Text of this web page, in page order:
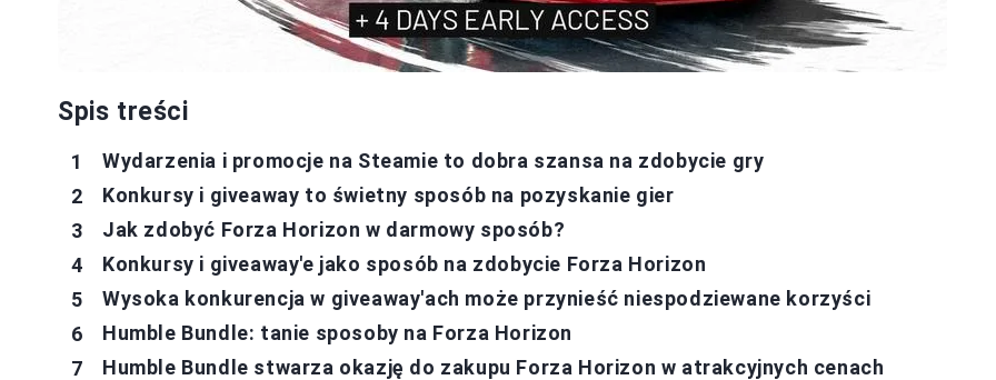
Spis treści
Wydarzenia i promocje na Steamie to dobra szansa na zdobycie gry
Konkursy i giveaway to świetny sposób na pozyskanie gier
Jak zdobyć Forza Horizon w darmowy sposób?
Konkursy i giveaway'e jako sposób na zdobycie Forza Horizon
Wysoka konkurencja w giveaway'ach może przynieść niespodziewane korzyści
Humble Bundle: tanie sposoby na Forza Horizon
Humble Bundle stwarza okazję do zakupu Forza Horizon w atrakcyjnych cenach